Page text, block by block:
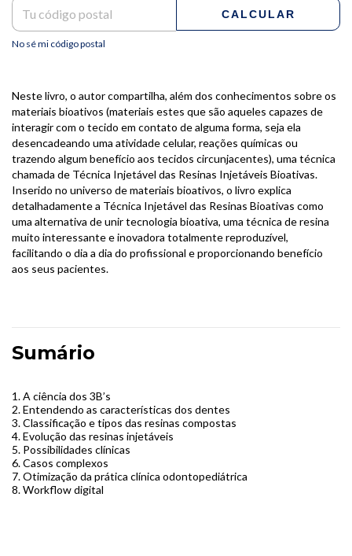
CALCULAR
No sé mi código postal
Neste livro, o autor compartilha, além dos conhecimentos sobre os
materiais bioativos (materiais estes que são aqueles capazes de
interagir com o tecido em contato de alguma forma, seja ela
desencadeando uma atividade celular, reações químicas ou
trazendo algum benefício aos tecidos circunjacentes), uma técnica
chamada de Técnica Injetável das Resinas Injetáveis Bioativas.
Inserido no universo de materiais bioativos, o livro explica
detalhadamente a Técnica Injetável das Resinas Bioativas como
uma alternativa de unir tecnologia bioativa, uma técnica de resina
muito interessante e inovadora totalmente reproduzível,
facilitando o dia a dia do profissional e proporcionando benefício
aos seus pacientes.
Sumário
1.A ciência dos 3B’s
2.Entendendo as características dos dentes
3.Classificação e tipos das resinas compostas
4.Evolução das resinas injetáveis
5. Possibilidades clínicas
6.Casos complexos
7.Otimização da prática clínica odontopediátrica
8.Workflow digital